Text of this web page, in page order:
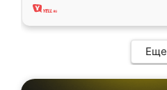
Еще